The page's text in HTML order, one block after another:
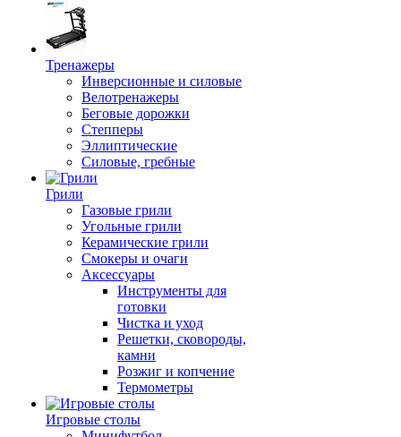
Тренажеры
Инверсионные и силовые
Велотренажеры
Беговые дорожки
Степперы
Эллиптические
Силовые, гребные
Грили
Газовые грили
Угольные грили
Керамические грили
Смокеры и очаги
Аксессуары
Инструменты для
готовки
Чистка и уход
Решетки, сковороды,
камни
Розжиг и копчение
Термометры
Игровые столы